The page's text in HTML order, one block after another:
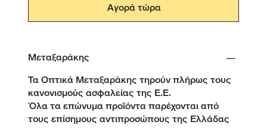
Αγορά τώρα
Μεταξαράκης
Τα Οπτικά Μεταξαράκης τηρούν πλήρως τους
κανονισμούς ασφαλείας της Ε.Ε.
Όλα τα επώνυμα προϊόντα παρέχονται από
τους επίσημους αντιπροσώπους της Ελλάδας